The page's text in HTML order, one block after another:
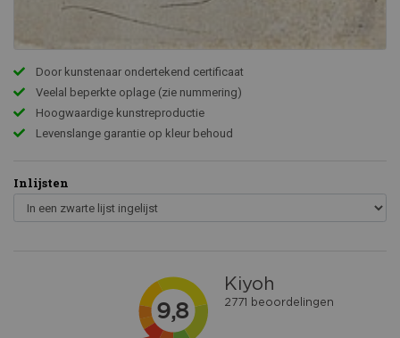
Door kunstenaar ondertekend certificaat
Veelal beperkte oplage (zie nummering)
Hoogwaardige kunstreproductie
Levenslange garantie op kleur behoud
Inlijsten